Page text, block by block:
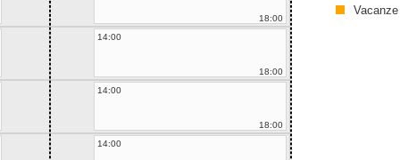
18:00
14:00
18:00
14:00
18:00
14:00
Vacanze